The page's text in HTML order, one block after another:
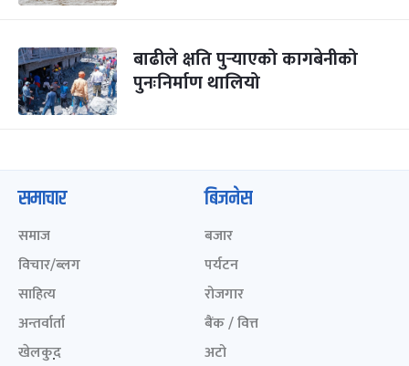
बाढीले क्षति पुर्‍याएको कागबेनीको
पुनःनिर्माण थालियो
समाचार
समाज
विचार/ब्लग
साहित्य
अन्तर्वार्ता
खेलकुद़़
बिजनेस
बजार
पर्यटन
रोजगार
बैंक / वित्त
अटो